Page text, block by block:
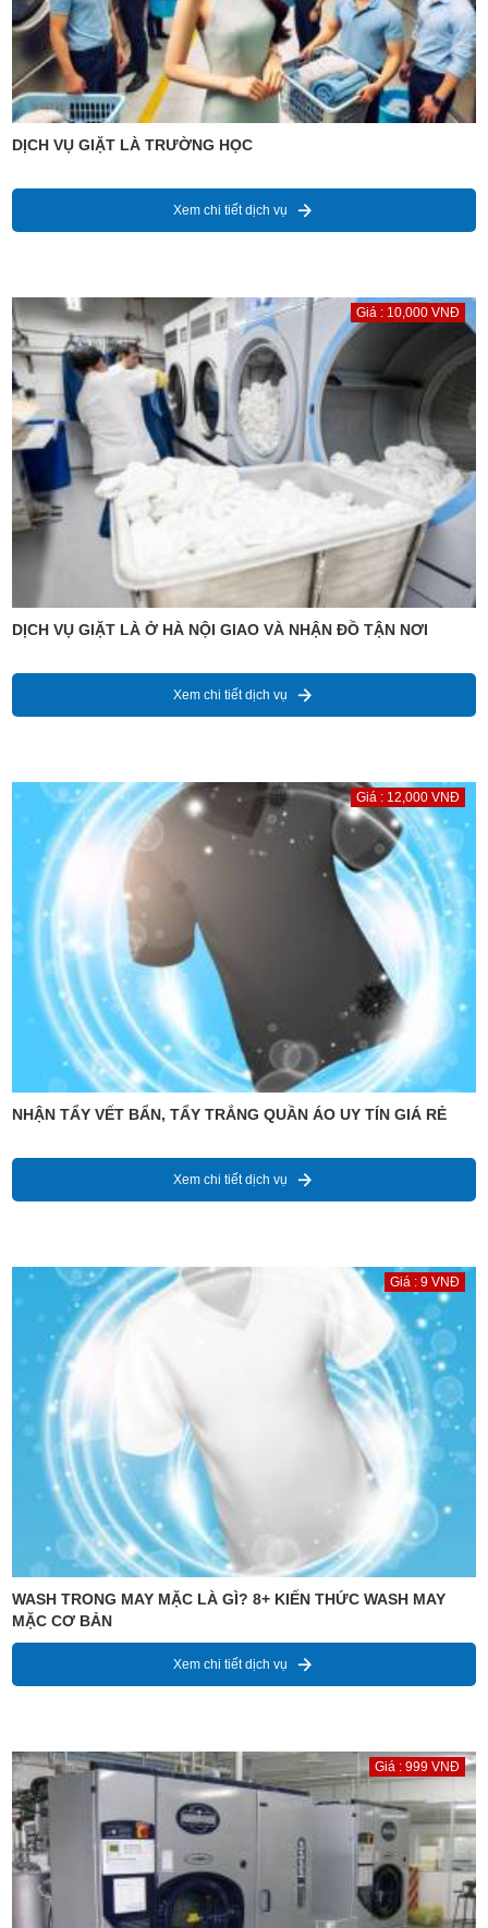
DỊCH VỤ GIẶT LÀ TRƯỜNG HỌC
Xem chi tiết dịch vụ
Giá : 10,000 VNĐ
DỊCH VỤ GIẶT LÀ Ở HÀ NỘI GIAO VÀ NHẬN ĐỒ TẬN NƠI
Xem chi tiết dịch vụ
Giá : 12,000 VNĐ
NHẬN TẨY VẾT BẨN, TẨY TRẮNG QUẦN ÁO UY TÍN GIÁ RẺ
Xem chi tiết dịch vụ
Giá : 9 VNĐ
WASH TRONG MAY MẶC LÀ GÌ? 8+ KIẾN THỨC WASH MAY
MẶC CƠ BẢN
Xem chi tiết dịch vụ
Giá : 999 VNĐ